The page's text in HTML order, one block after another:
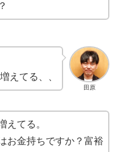
田原
えてる、、
えてる。
お金持ちですか？富裕